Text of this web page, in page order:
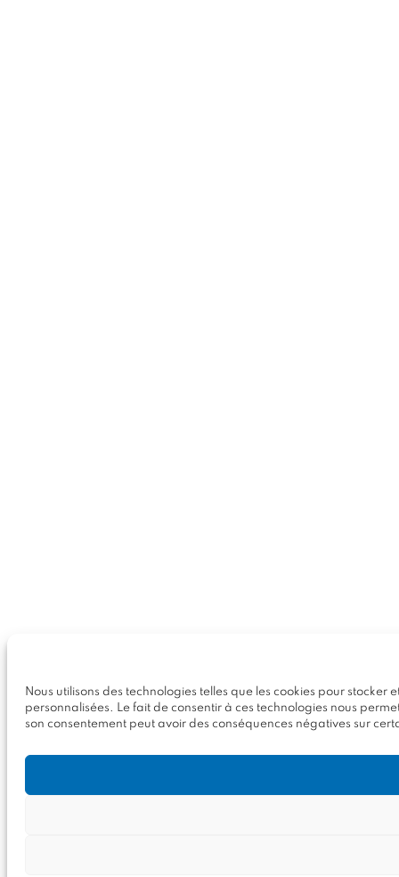
Nous utilisons des technologies telles que les cookies pour
personnalisées. Le fait de consentir à ces technologies nous
son consentement peut avoir des conséquences négatives sur